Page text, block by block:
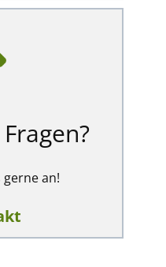
gerne an!